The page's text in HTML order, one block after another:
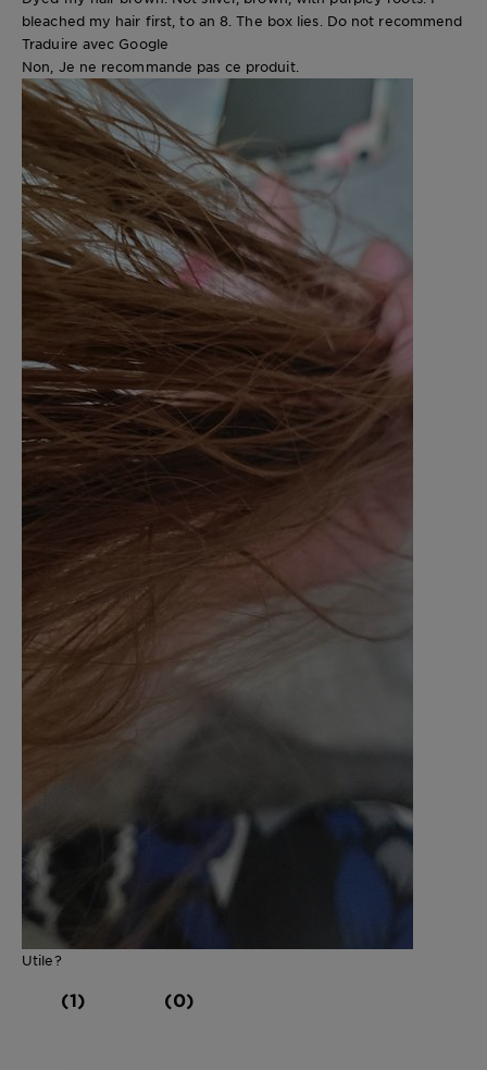
bleached my hair first, to an 8. The box lies. Do not recommend
Traduire avec Google
Non, Je ne recommande pas ce produit.
Utile?
(1) (0)